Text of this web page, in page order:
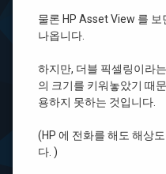
물론 HP Asset View 를
나옵니다.
하지만, 더블 픽셀링이라
의 크기를 키워놓았기 때
용하지 못하는 것입니다.
(HP 에 전화를 해도 해상
다. )